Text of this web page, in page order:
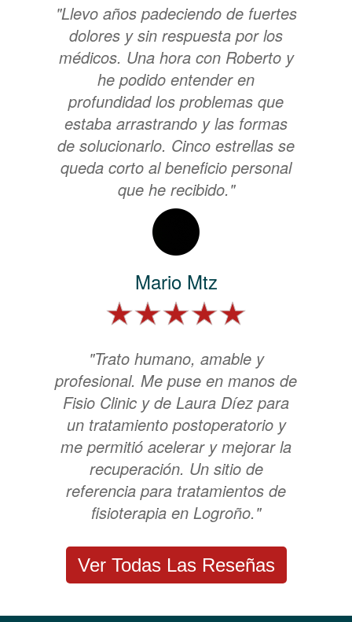
"Llevo años padeciendo de fuertes
dolores y sin respuesta por los
médicos. Una hora con Roberto y
he podido entender en
profundidad los problemas que
estaba arrastrando y las formas
de solucionarlo. Cinco estrellas se
queda corto al beneficio personal
que he recibido."
Mario Mtz
"Trato humano, amable y
profesional. Me puse en manos de
Fisio Clinic y de Laura Díez para
un tratamiento postoperatorio y
me permitió acelerar y mejorar la
recuperación. Un sitio de
referencia para tratamientos de
fisioterapia en Logroño."
Ver Todas Las Reseñas